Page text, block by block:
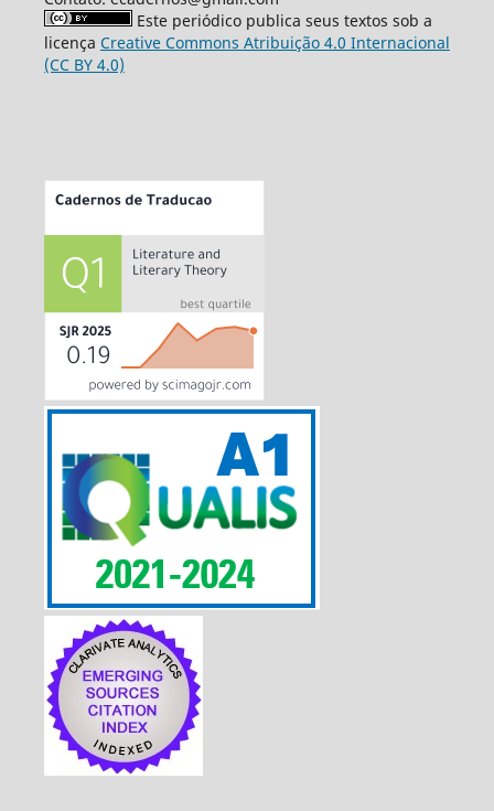
Este periódico publica seus textos sob a
licença Creative Commons Atribuição 4.0 Internacional
(CC BY 4.0)